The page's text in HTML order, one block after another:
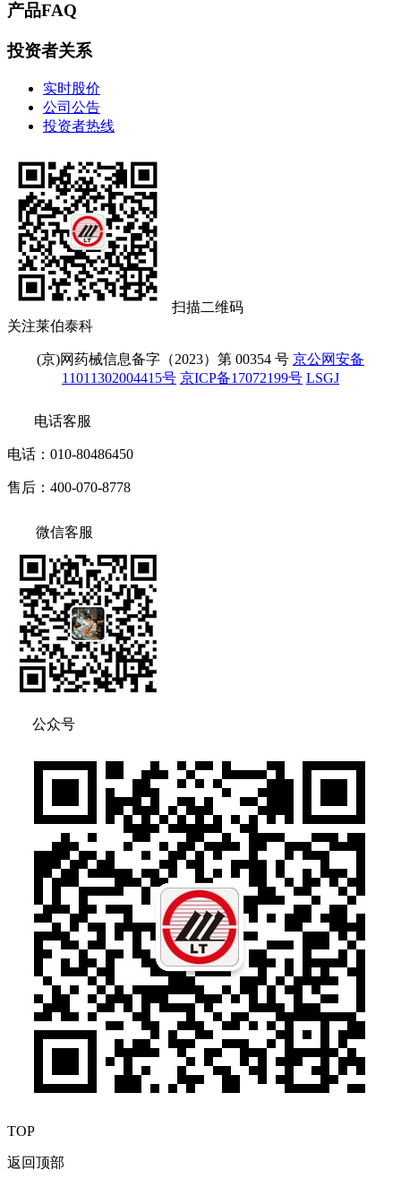
产品FAQ
投资者关系
实时股价
公司公告
投资者热线
扫描二维码
关注莱伯泰科
(京)网药械信息备字（2023）第 00354 号 京公网安备
11011302004415号 京ICP备17072199号 LSGJ
电话客服
电话：010-80486450
售后：400-070-8778
微信客服
公众号
TOP
返回顶部